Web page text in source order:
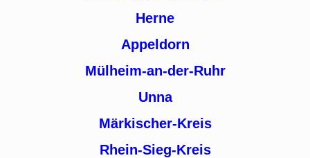
Herne
Appeldorn
Mülheim-an-der-Ruhr
Unna
Märkischer-Kreis
Rhein-Sieg-Kreis